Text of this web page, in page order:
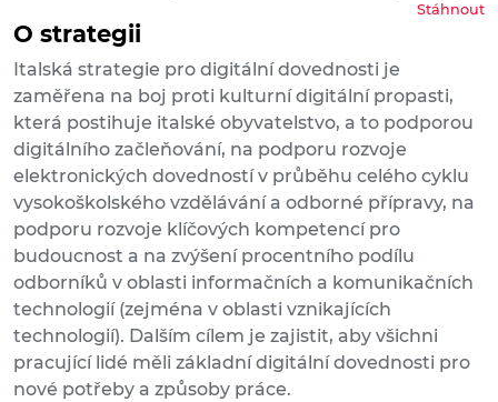
O strategii
Italská strategie pro digitální dovednosti je
zaměřena na boj proti kulturní digitální propasti,
která postihuje italské obyvatelstvo, a to podporou
digitálního začleňování, na podporu rozvoje
elektronických dovedností v průběhu celého cyklu
vysokoškolského vzdělávání a odborné přípravy, na
podporu rozvoje klíčových kompetencí pro
budoucnost a na zvýšení procentního podílu
odborníků v oblasti informačních a komunikačních
technologií (zejména v oblasti vznikajících
technologií). Dalším cílem je zajistit, aby všichni
pracující lidé měli základní digitální dovednosti pro
nové potřeby a způsoby práce.
Stáhnout